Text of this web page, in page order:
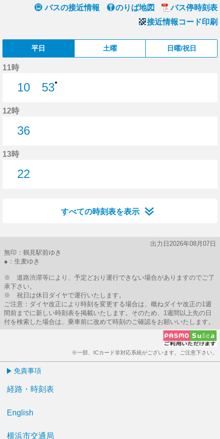
バスの接近情報 のりば地図
バス停時刻表
接近情報コード印刷
平日 土曜 日曜/祝日
11時
10
53●
12時
36
13時
22
すべての時刻表を表示
出力日2026年08月07日
無印：鶴見駅前ゆき
●：生麦ゆき
※ 道路渋滞等により、予定どおり運行できない場合がありますのでご了
承下さい。
※ 祝日は休日ダイヤで運行いたします。
ご注意：ダイヤ改正により時刻を変更する場合は、概ねダイヤ改正の1週
間前までに新しい時刻表を掲載いたします。そのため、1週間以上先の日
付を検索した場合は、乗車前に改めて時刻のご確認をお願いいたします。
※一部、ICカード非対応系統がございます。ご注意下さい。
免責事項
経路・時刻表
English
横浜市交通局